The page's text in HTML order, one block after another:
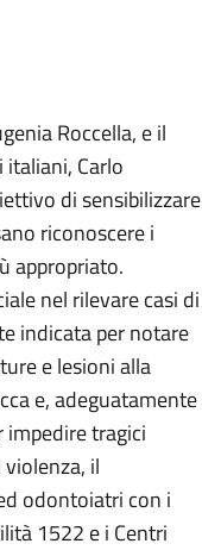
Roccella, e il
Carlo
di sensibilizzare
riconoscere i
appropriato.
nel rilevare casi di
indicata per notare
e lesioni alla
e, adeguatamente
tragici
il
odontoiatri con i
1522 e i Centri